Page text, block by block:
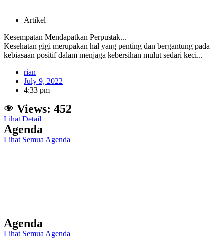
Artikel
Kesempatan Mendapatkan Perpustak...
Kesehatan gigi merupakan hal yang penting dan bergantung pada
kebiasaan positif dalam menjaga kebersihan mulut sedari keci...
rian
July 9, 2022
4:33 pm
Views: 452
Lihat Detail
Agenda
Lihat Semua Agenda
Agenda
Lihat Semua Agenda